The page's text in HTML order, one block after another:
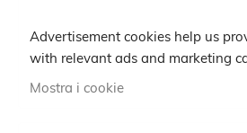
di
immagini
Advertisement cookies help us
with relevant ads and marketing
Mostra i cookie